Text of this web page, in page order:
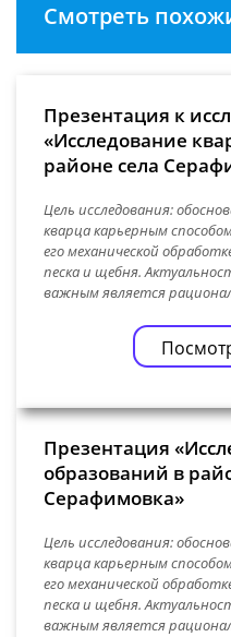
Смотреть
Презентация к
«Исследование
районе села
Цель исследования:
кварца карьерным
его механической
песка и щебня.
важным является
Презентация
образований в
Серафимовка»
Цель исследования:
кварца карьерным
его механической
песка и щебня.
важным является